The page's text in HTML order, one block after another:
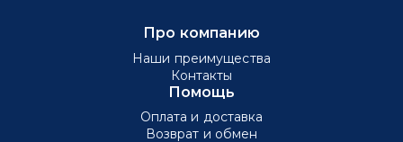
Про компанию
Наши преимущества
Контакты
Помощь
Оплата и доставка
Возврат и обмен